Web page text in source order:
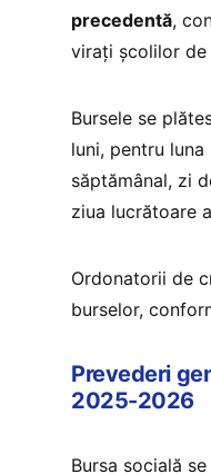
precedentă,
virați școlilor de
Bursele se
luni, pentru
săptămânal, zi
ziua lucrătoare
Ordonatorii de
burselor,
Prevederi
2025-2026
Bursa socială